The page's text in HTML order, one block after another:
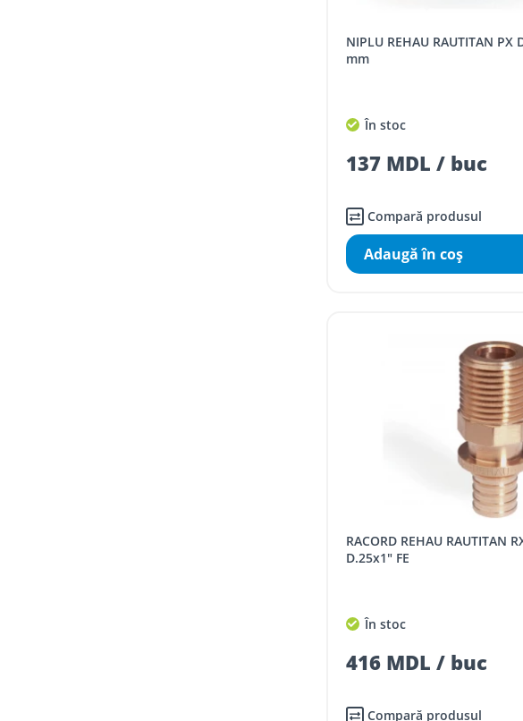
NIPLU REHAU RAUTITAN PX D 16x16
mm
În stoc
137 MDL / buc
Compară produsul
Adaugă în coş
RACORD REHAU RAUTITAN RX+
D.25x1" FE
În stoc
416 MDL / buc
Compară produsul